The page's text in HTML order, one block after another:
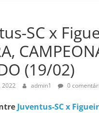
SC x
(19/02)
2022 admin1 0
Juventus-SC x